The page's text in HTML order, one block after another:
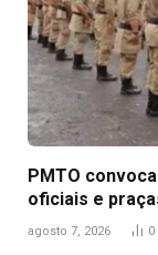
PMTO
oficiais e
agosto 7, 2026 0